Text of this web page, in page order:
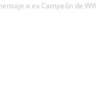
a ex Campeón de